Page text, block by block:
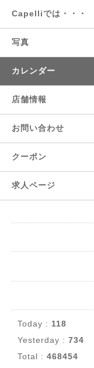
Capelliでは・・・
写真
カレンダー
店舗情報
お問い合わせ
クーポン
求人ページ
Today : 118
Yesterday : 734
Total : 468454